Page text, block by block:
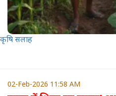
कृषि सलाह
02-Feb-2026 11:58 AM